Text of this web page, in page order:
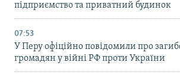
підприємство та приватний будинок
07:53
У Перу офіційно повідомили про
громадян у війні РФ проти України